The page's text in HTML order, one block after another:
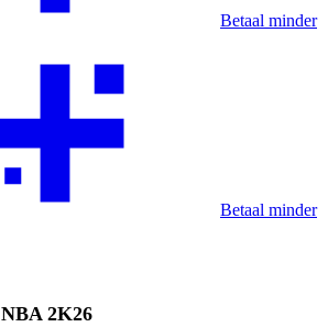
Betaal minder
Betaal minder
NBA 2K26